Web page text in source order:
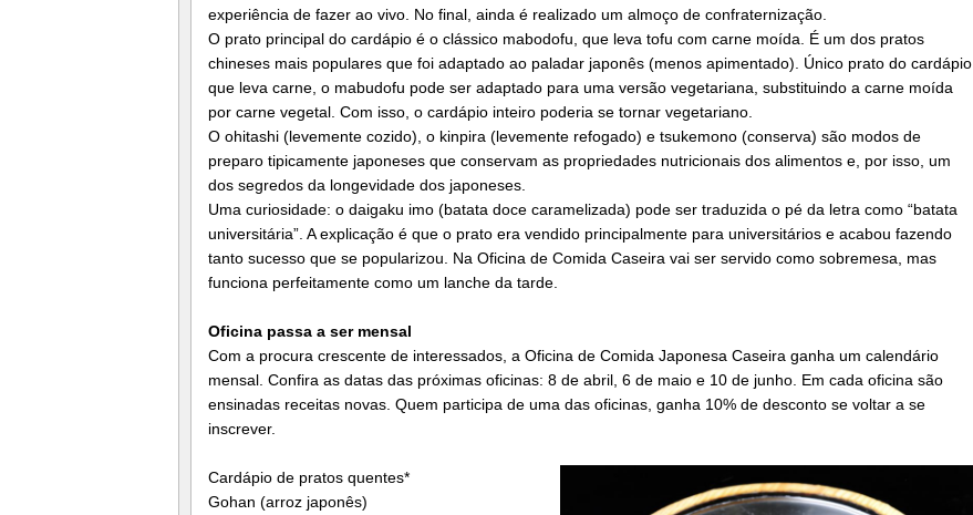
experiência de fazer ao vivo. No final, ainda é realizado um almoço de confraternização.
O prato principal do cardápio é o clássico mabodofu, que leva tofu com carne moída. É um dos pratos
chineses mais populares que foi adaptado ao paladar japonês (menos apimentado). Único prato do cardápio
que leva carne, o mabudofu pode ser adaptado para uma versão vegetariana, substituindo a carne moída
por carne vegetal. Com isso, o cardápio inteiro poderia se tornar vegetariano.
O ohitashi (levemente cozido), o kinpira (levemente refogado) e tsukemono (conserva) são modos de
preparo tipicamente japoneses que conservam as propriedades nutricionais dos alimentos e, por isso, um
dos segredos da longevidade dos japoneses.
Uma curiosidade: o daigaku imo (batata doce caramelizada) pode ser traduzida o pé da letra como “batata
universitária”. A explicação é que o prato era vendido principalmente para universitários e acabou fazendo
tanto sucesso que se popularizou. Na Oficina de Comida Caseira vai ser servido como sobremesa, mas
funciona perfeitamente como um lanche da tarde.
Oficina passa a ser mensal
Com a procura crescente de interessados, a Oficina de Comida Japonesa Caseira ganha um calendário
mensal. Confira as datas das próximas oficinas: 8 de abril, 6 de maio e 10 de junho. Em cada oficina são
ensinadas receitas novas. Quem participa de uma das oficinas, ganha 10% de desconto se voltar a se
inscrever.
Cardápio de pratos quentes*
Gohan (arroz japonês)